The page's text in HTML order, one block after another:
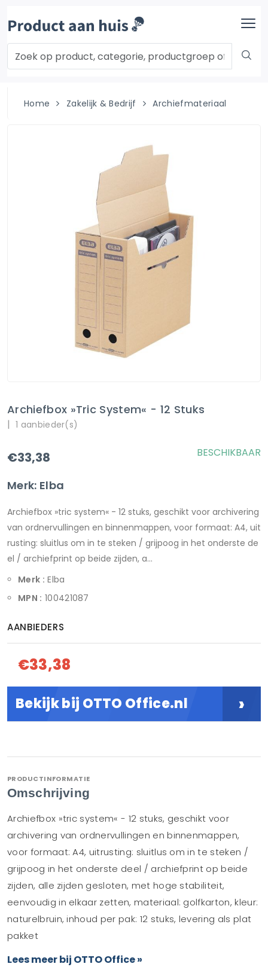
Home Zakelijk & Bedrijf Archiefmateriaal
Archiefbox »tric System« - 12 Stuks
| 1 aanbieder(s)
€33,38
Merk: Elba
BESCHIKBAAR
Archiefbox »tric system« - 12 stuks, geschikt voor archivering
van ordnervullingen en binnenmappen, voor formaat: A4, uit
rusting: sluitlus om in te steken / grijpoog in het onderste de
el / archiefprint op beide zijden, a...
Merk : Elba
MPN : 100421087
AANBIEDERS
€33,38
Bekijk bij OTTO Office.nl ›
PRODUCTINFORMATIE
Omschrijving
Archiefbox »tric system« - 12 stuks, geschikt voor
archivering van ordnervullingen en binnenmappen,
voor formaat: A4, uitrusting: sluitlus om in te steken /
grijpoog in het onderste deel / archiefprint op beide
zijden, alle zijden gesloten, met hoge stabiliteit,
eenvoudig in elkaar zetten, materiaal: golfkarton, kleur:
naturelbruin, inhoud per pak: 12 stuks, levering als plat
pakket
Lees meer bij OTTO Office »